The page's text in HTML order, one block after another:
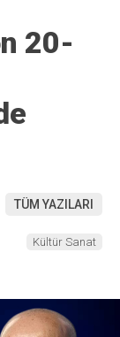
20-
TÜM YAZILARI
Kültür Sanat